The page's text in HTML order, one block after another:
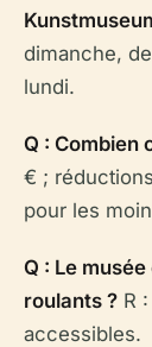
dimanche,
lundi.
Q : Combien
€ ;
pour les
Q : Le
roulants ? R
accessibles.